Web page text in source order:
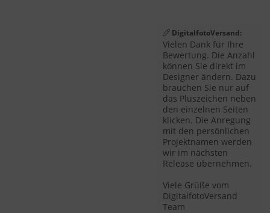
DigitalfotoVersand:
Vielen Dank für Ihre
Bewertung. Die Anzahl
können Sie direkt im
Designer ändern. Dazu
brauchen Sie nur auf
das Pluszeichen neben
den einzelnen Seiten
klicken. Die Anregung
mit den persönlichen
Projektnamen werden
wir im nächsten
Release übernehmen.
Viele Grüße vom
DigitalfotoVersand
Team